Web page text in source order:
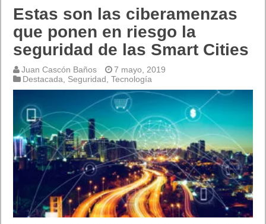
Estas son las ciberamenzas
que ponen en riesgo la
seguridad de las Smart Cities
Juan Cascón Baños
7 mayo, 2019
Destacada
Seguridad ,Tecnología